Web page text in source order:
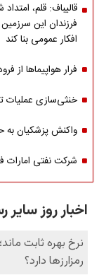
قالیباف: قلم،
فرزندان این
افکار عمومی بنا کند
فرار هواپیماها از
خنثی‌سازی عملیات
واکنش پزشکیان به
شرکت نفتی امارات فاش کرد/ ۱۵